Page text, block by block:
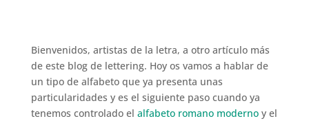
Bienvenidos, artistas de la letra, a otro artículo más
de este blog de lettering. Hoy os vamos a hablar de
un tipo de alfabeto que ya presenta unas
particularidades y es el siguiente paso cuando ya
tenemos controlado el alfabeto romano modernoy el